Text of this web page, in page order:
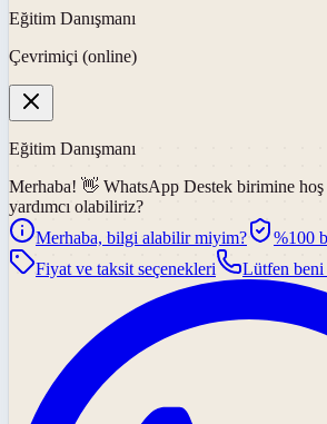
Eğitim Danışmanı
Çevrimiçi (online)
Eğitim Danışmanı
Merhaba! 👋 WhatsApp Destek birimine hoş
yardımcı olabiliriz?
Merhaba, bilgi alabilir miyim?
%100
Fiyat ve taksit seçenekleri
Lütfen beni